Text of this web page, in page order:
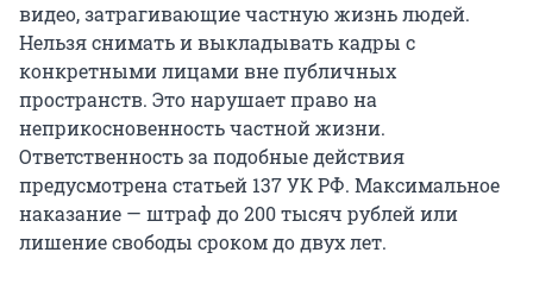
видео, затрагивающие частную жизнь людей.
Нельзя снимать и выкладывать кадры с
конкретными лицами вне публичных
пространств. Это нарушает право на
неприкосновенность частной жизни.
Ответственность за подобные действия
предусмотрена статьей 137 УК РФ. Максимальное
наказание — штраф до 200 тысяч рублей или
лишение свободы сроком до двух лет.